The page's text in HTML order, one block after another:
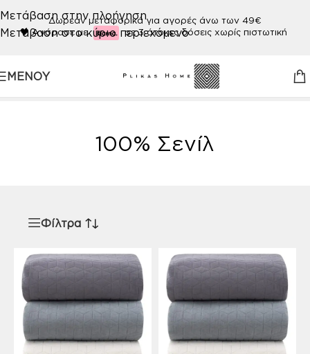
Μετάβαση στην πλοήγηση
Μετάβαση στο κύριο περιεχόμενο
Δωρεάν μεταφορικά για αγορές άνω των 49€
🖤Αγόρασε με σε 3 άτοκες δόσεις χωρίς πιστωτική
ΜΕΝΟΎ
Προϊόν ΠΟΙΟΤΗΤΑ/100% Σενίλ
100% Σενίλ
Φίλτρα